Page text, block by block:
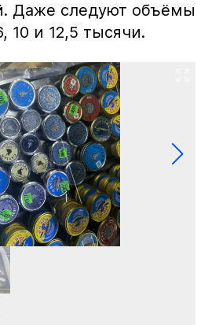
Даже следуют объёмы
10 и 12,5 тысячи.